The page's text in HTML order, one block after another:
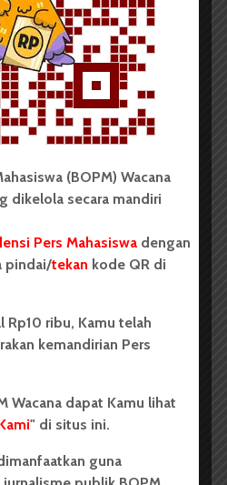
baca
Indonesia
di Festival Literasi
Gelap
USU, wacana.org – Dua...
(BOPM) Wacana
dikelola secara mandiri
Pers Mahasiswa dengan
pindai/tekan kode QR di
ribu, Kamu telah
kemandirian Pers
Wacana dapat Kamu lihat
" di situs ini.
guna